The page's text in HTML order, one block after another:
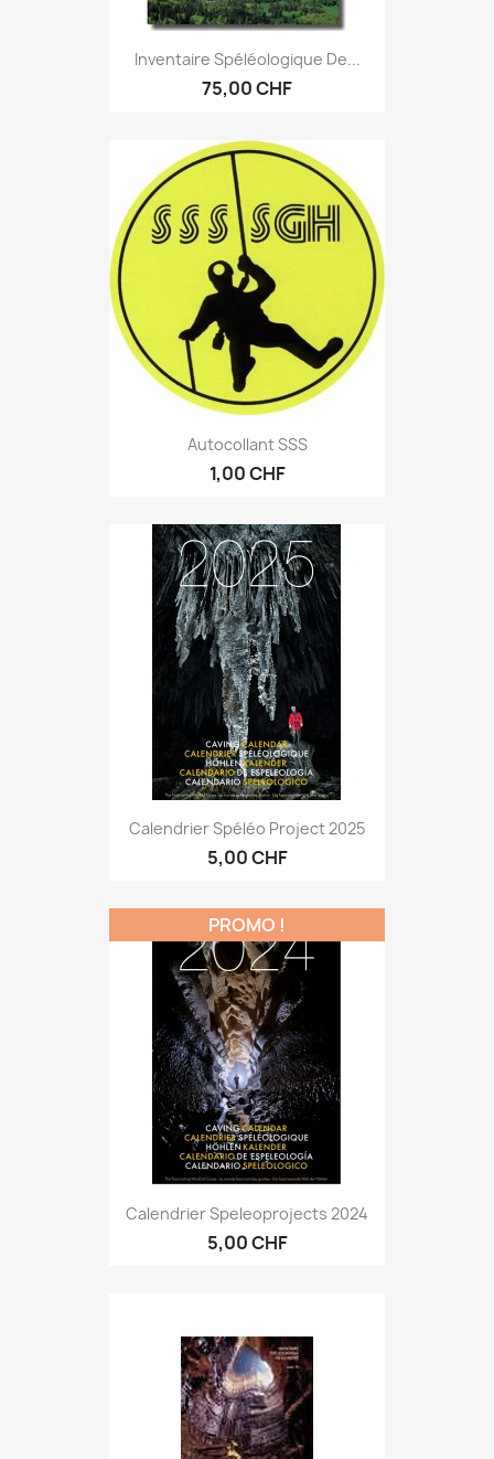
Inventaire Spéléologique De...
75,00 CHF
Autocollant SSS
1,00 CHF
Calendrier Spéléo Project 2025
5,00 CHF
Calendrier Speleoprojects 2024
5,00 CHF
PROMO !